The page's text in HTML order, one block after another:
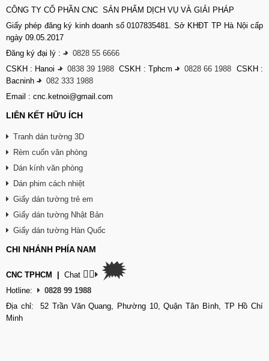
CÔNG TY CỔ PHẦN CNC SẢN PHẨM DỊCH VỤ VÀ GIẢI PHÁP
Giấy phép đăng ký kinh doanh số 0107835481. Sở KHĐT TP Hà Nội cấp
ngày 09.05.2017
Đăng ký đại lý : -
0828 55 6666
CSKH : Hanoi - 0838 39 1988 CSKH : Tphcm- 0828 66 1988 CSKH :
Bacninh -
082 333 1988
Email : cnc.ketnoi@gmail.com
LIÊN KẾT HỮU ÍCH
Tranh dán tường 3D
Rèm cuốn văn phòng
Dán kính văn phòng
Dán phim cách nhiệt
Giấy dán tường trẻ em
Giấy dán tường Nhật Bản
Giấy dán tường Hàn Quốc
CHI NHÁNH PHÍA NAM
CNC TPHCM Chat 👉🏽 🗯
Hotline:
0828 99 1988
Địa chỉ: 52 Trần Văn Quang, Phường 10, Quận Tân Bình, TP Hồ Chí
Minh